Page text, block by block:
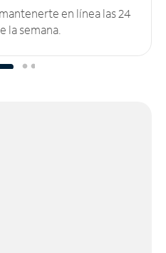
en línea las 24
la semana.